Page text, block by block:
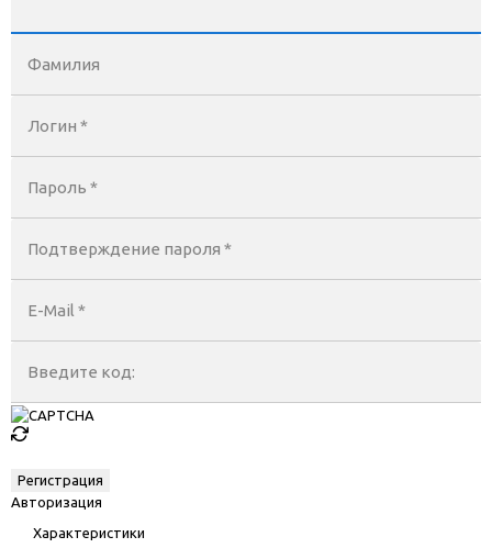
Фамилия
Логин *
Пароль *
Подтверждение пароля *
E-Mail *
Введите код:
Авторизация
Характеристики